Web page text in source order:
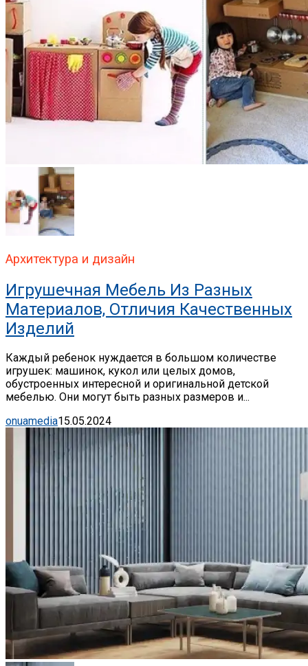
Архитектура и дизайн
Игрушечная Мебель Из Разных
Материалов, Отличия Качественных
Изделий
Каждый ребенок нуждается в большом количестве
игрушек: машинок, кукол или целых домов,
обустроенных интересной и оригинальной детской
мебелью. Они могут быть разных размеров и...
onuamedia15.05.2024